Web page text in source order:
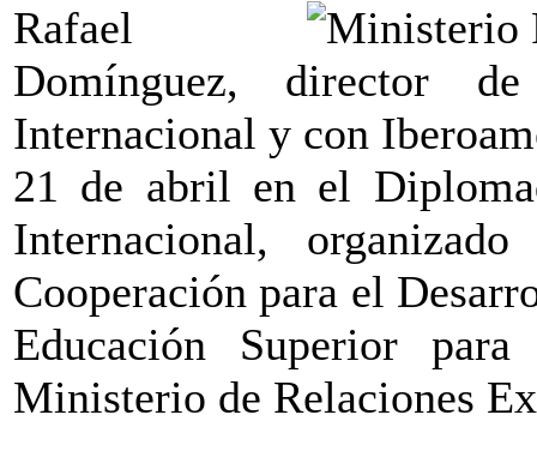
Rafael
Domínguez, director
Internacional y con
21 de abril en el
Internacional,
Cooperación para el
Educación Superior
Ministerio de Relaciones